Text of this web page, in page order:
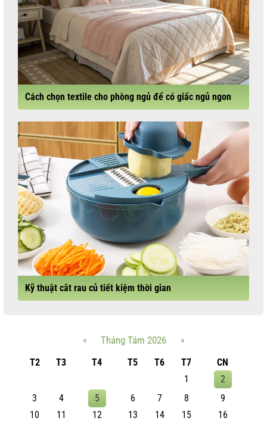
Cách chọn textile cho phòng ngủ để có giấc ngủ ngon
Kỹ thuật cắt rau củ tiết kiệm thời gian
« Tháng Tám 2026
»
T2
T3 T4 T5 T6 T7
CN
1
2
3
4 5 6 7 8
9
10
11 12 13 14 15
16